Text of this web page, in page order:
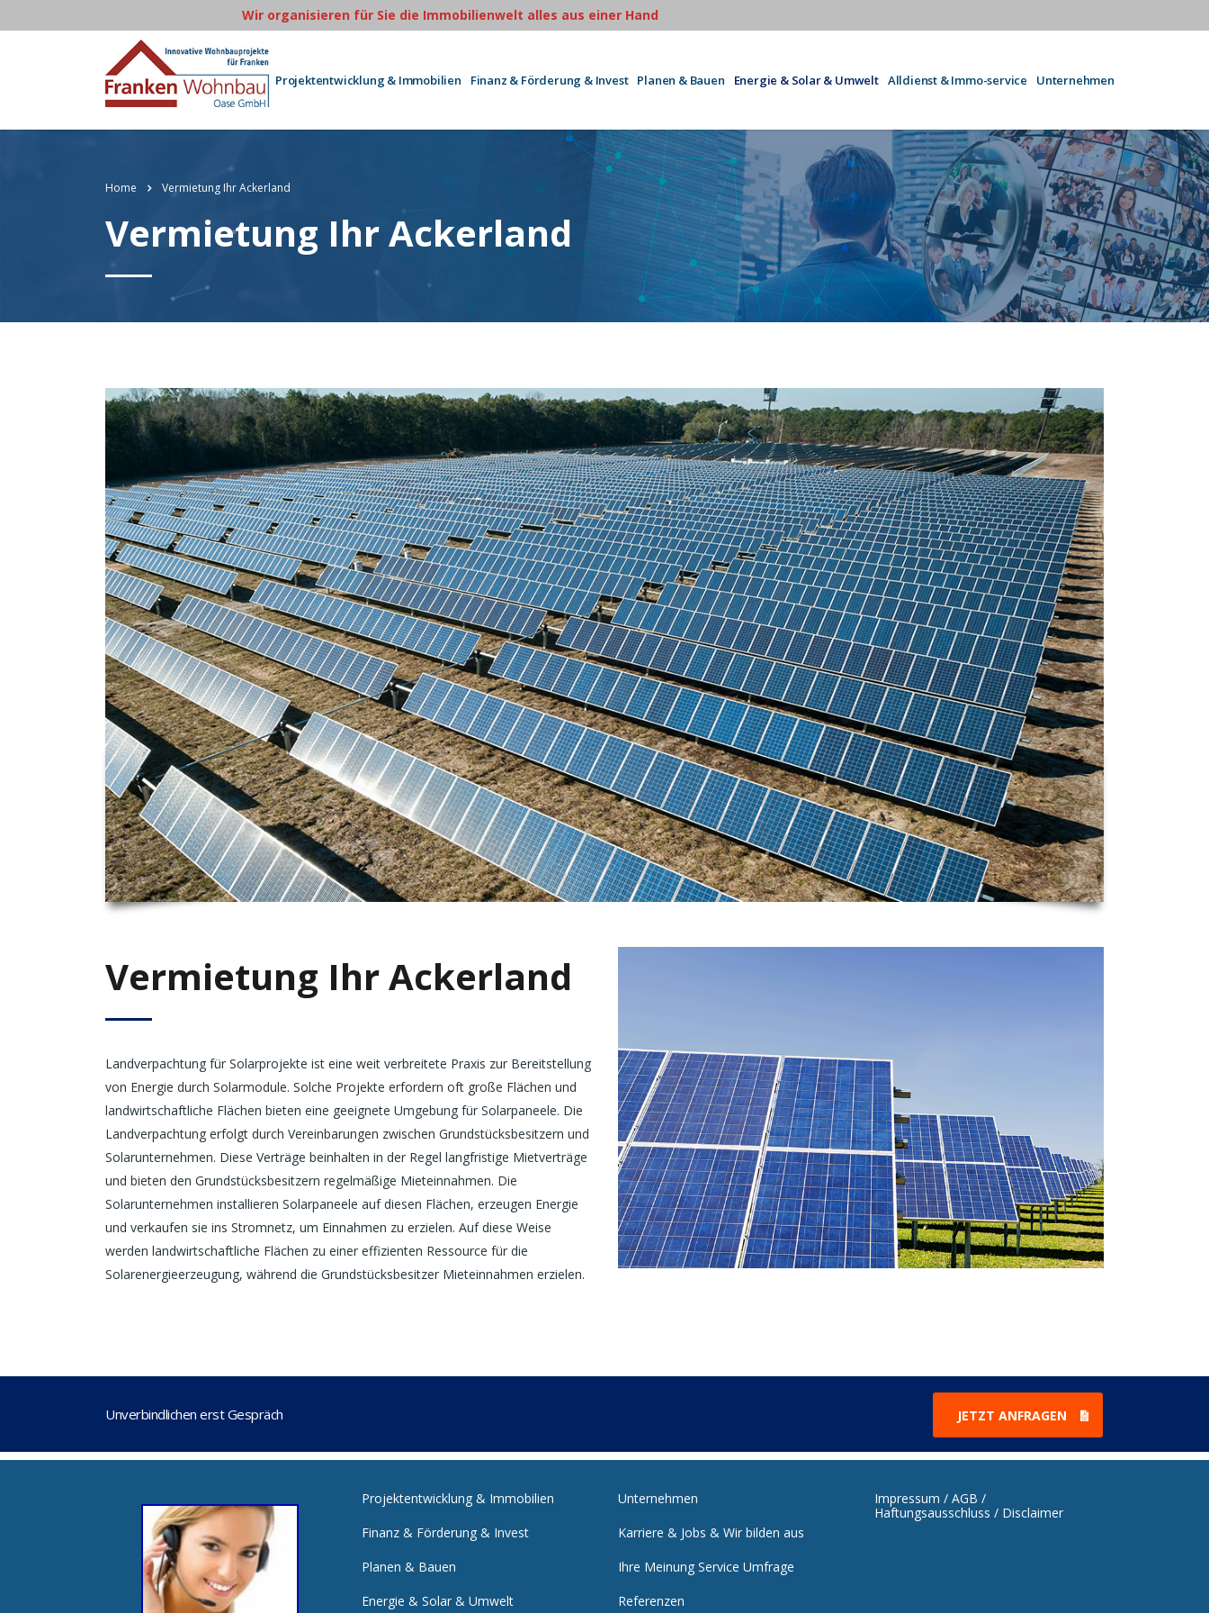
Wir organisieren für Sie die Immobilienwelt alles aus einer Hand
Projektentwicklung & Immobilien Finanz & Förderung & Invest Planen & Bauen Energie & Solar & Umwelt Alldienst & Immo-service Unternehmen
Home Vermietung Ihr Ackerland
Vermietung Ihr Ackerland
Vermietung Ihr Ackerland
Landverpachtung für Solarprojekte ist eine weit verbreitete Praxis zur Bereitstellung
von Energie durch Solarmodule. Solche Projekte erfordern oft große Flächen und
landwirtschaftliche Flächen bieten eine geeignete Umgebung für Solarpaneele. Die
Landverpachtung erfolgt durch Vereinbarungen zwischen Grundstücksbesitzern und
Solarunternehmen. Diese Verträge beinhalten in der Regel langfristige Mietverträge
und bieten den Grundstücksbesitzern regelmäßige Mieteinnahmen. Die
Solarunternehmen installieren Solarpaneele auf diesen Flächen, erzeugen Energie
und verkaufen sie ins Stromnetz, um Einnahmen zu erzielen. Auf diese Weise
werden landwirtschaftliche Flächen zu einer effizienten Ressource für die
Solarenergieerzeugung, während die Grundstücksbesitzer Mieteinnahmen erzielen.
Unverbindlichen erst Gespräch JETZT ANFRAGEN
Projektentwicklung & Immobilien
Finanz & Förderung & Invest
Planen & Bauen
Energie & Solar & Umwelt
Unternehmen
Karriere & Jobs & Wir bilden aus
Ihre Meinung Service Umfrage
Referenzen
Impressum / AGB /
Haftungsausschluss / Disclaimer